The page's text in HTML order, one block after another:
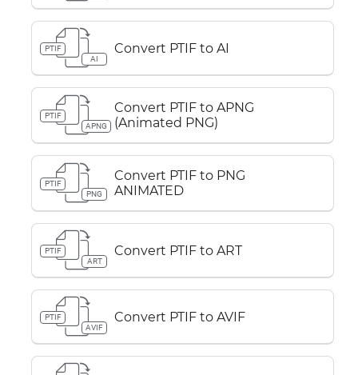
PTIF
AI
Convert PTIF to AI
PTIF
APNG
Convert PTIF to APNG
(Animated PNG)
PTIF
PNG
Convert PTIF to PNG
ANIMATED
PTIF
ART
Convert PTIF to ART
PTIF
AVIF
Convert PTIF to AVIF